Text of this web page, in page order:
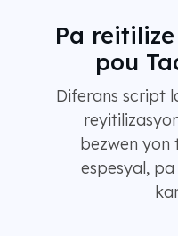
Pa
pou
Diferans script
bezwen yon
espesyal,